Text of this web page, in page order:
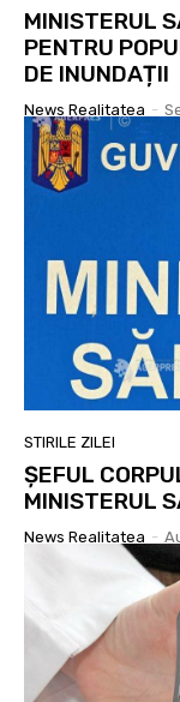
MINISTERUL
PENTRU
DE INUNDAȚII
News Realitatea -
STIRILE ZILEI
ŞEFUL
MINISTERUL
News Realitatea -